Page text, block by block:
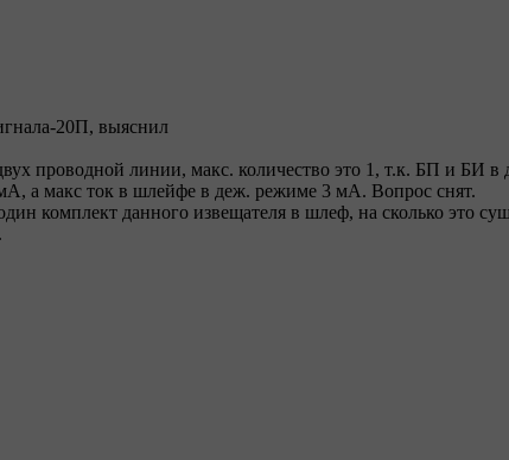
20П, выяснил
проводной линии, макс. количество это 1, т.к. БП и БИ в
а макс ток в шлейфе в деж. режиме 3 мА. Вопрос снят.
комплект данного извещателя в шлеф, на сколько это